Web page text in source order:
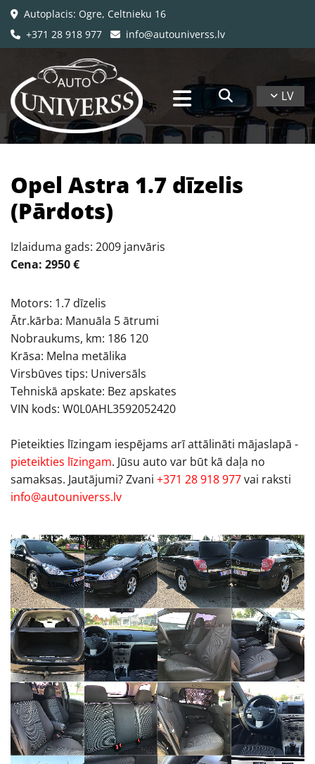
 Autoplacis: Ogre, Celtnieku 16
 +371 28 918 977  info@autouniverss.lv
LV
Opel Astra 1.7 dīzelis
(Pārdots)
Izlaiduma gads: 2009 janvāris
Cena: 2950 €
Motors: 1.7 dīzelis
Ātr.kārba: Manuāla 5 ātrumi
Nobraukums, km: 186 120
Krāsa: Melna metālika
Virsbūves tips: Universāls
Tehniskā apskate: Bez apskates
VIN kods: W0L0AHL3592052420
Pieteikties līzingam iespējams arī attālināti mājaslapā -
pieteikties līzingam. Jūsu auto var būt kā daļa no
samaksas. Jautājumi? Zvani +371 28 918 977vai raksti
info@autouniverss.lv